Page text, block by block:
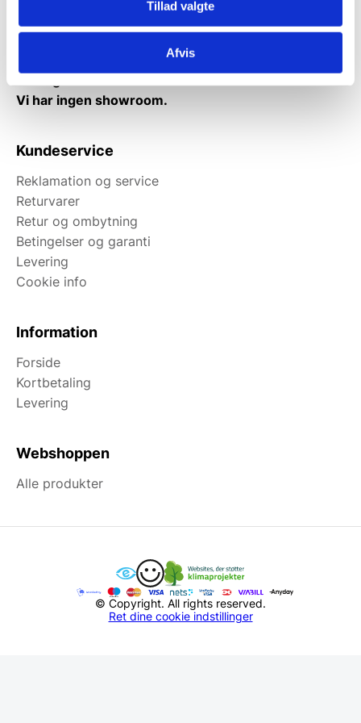
Tillad valgte
Afvis
Fredag: Telefonlukket.
Afhentning muligt
man-torsdag fra 08:00-16:00.
Vi har ingen showroom.
Kundeservice
Reklamation og service
Returvarer
Retur og ombytning
Betingelser og garanti
Levering
Cookie info
Information
Forside
Kortbetaling
Levering
Webshoppen
Alle produkter
© Copyright. All rights reserved.
Ret dine cookie indstillinger